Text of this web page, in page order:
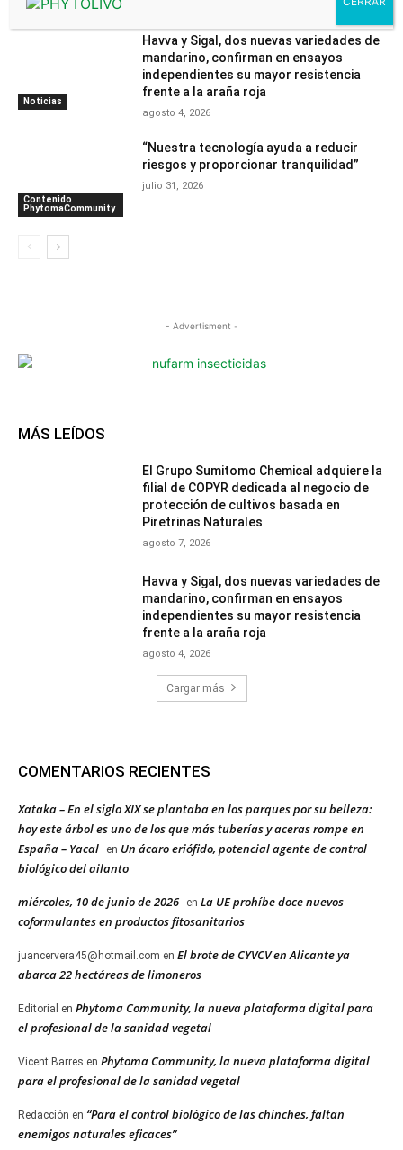
Noticias
Havva y Sigal, dos nuevas variedades de
mandarino, confirman en ensayos
independientes su mayor resistencia
frente a la araña roja
agosto 4, 2026
Contenido
PhytomaCommunity
“Nuestra tecnología ayuda a reducir
riesgos y proporcionar tranquilidad”
julio 31, 2026
- Advertisment -
MÁS LEÍDOS
El Grupo Sumitomo Chemical adquiere la
filial de COPYR dedicada al negocio de
protección de cultivos basada en
Piretrinas Naturales
agosto 7, 2026
Havva y Sigal, dos nuevas variedades de
mandarino, confirman en ensayos
independientes su mayor resistencia
frente a la araña roja
agosto 4, 2026
Cargar más
COMENTARIOS RECIENTES
Xataka – En el siglo XIX se plantaba en los parques por su belleza:
hoy este árbol es uno de los que más tuberías y aceras rompe en
España – Yacal
en Un ácaro eriófido, potencial agente de control
biológico del ailanto
miércoles, 10 de junio de 2026 en La UE prohíbe doce nuevos
coformulantes en productos fitosanitarios
juancervera45@hotmail.com en El brote de CYVCV en Alicante ya
abarca 22 hectáreas de limoneros
Editorial en Phytoma Community, la nueva plataforma digital para
el profesional de la sanidad vegetal
Vicent Barres en Phytoma Community, la nueva plataforma digital
para el profesional de la sanidad vegetal
Redacción en “Para el control biológico de las chinches, faltan
enemigos naturales eficaces”